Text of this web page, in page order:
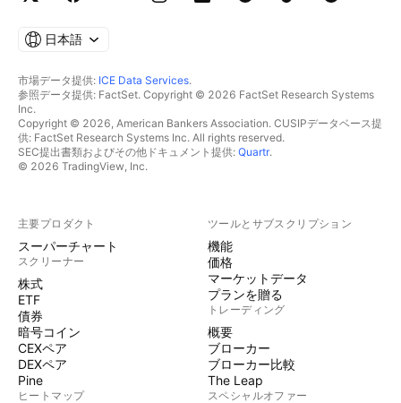
日本語
市場データ提供: ICE Data Services.
参照データ提供: FactSet. Copyright © 2026 FactSet Research Systems
Inc.
Copyright © 2026, American Bankers Association. CUSIPデータベース提
供: FactSet Research Systems Inc. All rights reserved.
SEC提出書類およびその他ドキュメント提供: Quartr.
© 2026 TradingView, Inc.
主要プロダクト
スーパーチャート
スクリーナー
株式
ETF
債券
暗号コイン
CEXペア
DEXペア
Pine
ヒートマップ
ツールとサブスクリプション
機能
価格
マーケットデータ
プランを贈る
トレーディング
概要
ブローカー
ブローカー比較
The Leap
スペシャルオファー